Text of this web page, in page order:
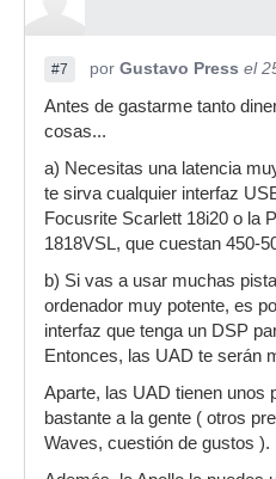
#7 por Gustavo Press el
Antes de gastarme tanto
cosas...
a) Necesitas una latencia
te sirva cualquier interfaz
Focusrite Scarlett 18i20 o la
1818VSL, que cuestan 450-
b) Si vas a usar muchas
ordenador muy potente, es
interfaz que tenga un DSP
Entonces, las UAD te serán
Aparte, las UAD tienen unos
bastante a la gente ( otros
Waves, cuestión de gustos ).